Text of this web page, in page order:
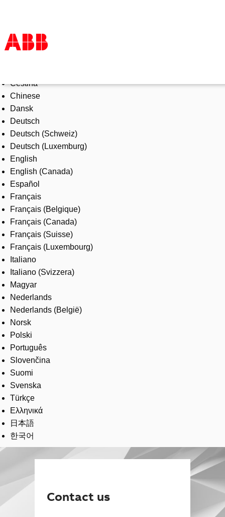
Products & Solutions
Industries
Services
About us
Where to buy
Contact us
Careers
Čeština
Chinese
Dansk
Deutsch
Deutsch (Schweiz)
Deutsch (Luxemburg)
English
English (Canada)
Español
Français
Français (Belgique)
Français (Canada)
Français (Suisse)
Français (Luxembourg)
Italiano
Italiano (Svizzera)
Magyar
Nederlands
Nederlands (België)
Norsk
Polski
Português
Slovenčina
Suomi
Svenska
Türkçe
Ελληνικά
日本語
한국어
Contact us